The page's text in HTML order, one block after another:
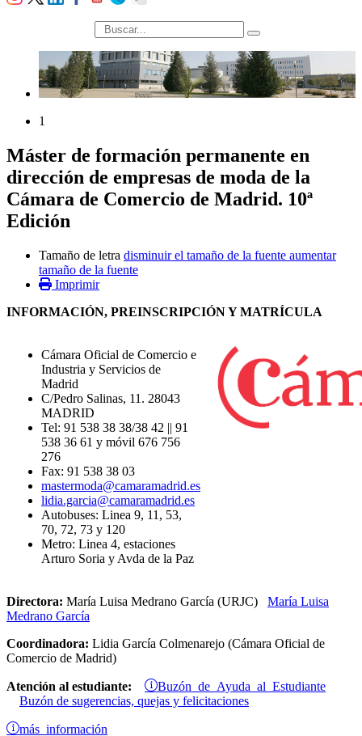
búsqueda
1
Máster de formación permanente en
dirección de empresas de moda de la
Cámara de Comercio de Madrid. 10ª
Edición
Tamaño de letra disminuir el tamaño de la fuente aumentar
tamaño de la fuente
Imprimir
INFORMACIÓN, PREINSCRIPCIÓN Y MATRÍCULA
Cámara Oficial de Comercio e
Industria y Servicios de
Madrid
C/Pedro Salinas, 11. 28043
MADRID
Tel: 91 538 38 38/38 42 || 91
538 36 61 y móvil 676 756
276
Fax: 91 538 38 03
mastermoda@camaramadrid.es
lidia.garcia@camaramadrid.es
Autobuses: Linea 9, 11, 53,
70, 72, 73 y 120
Metro: Linea 4, estaciones
Arturo Soria y Avda de la Paz
Directora: María Luisa Medrano García (URJC) María Luisa
Medrano García
Coordinadora: Lidia García Colmenarejo (Cámara Oficial de
Comercio de Madrid)
Atención al estudiante: Buzón de Ayuda al Estudiante
Buzón de sugerencias, quejas y felicitaciones
más información